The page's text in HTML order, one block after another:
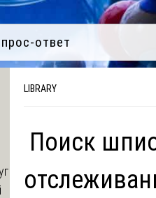
ответ
LIBRARY
Поиск